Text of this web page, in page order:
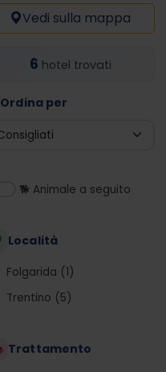
Vedi sulla mappa
6 hotel trovati
Ordina per
🐕 Animale a seguito
Località
Folgarida (1)
Trentino (5)
Trattamento